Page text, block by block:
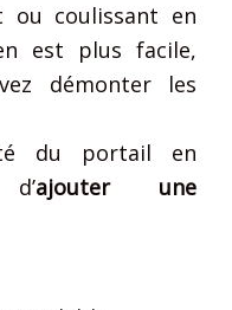
coulissant en
est plus facile,
démonter les
du portail en
ajouter une